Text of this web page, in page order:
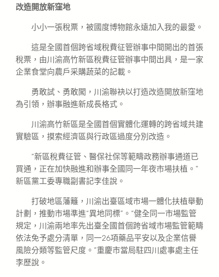
改造開放新窪地
小小一張稅票，被國度博物館永遠加入我的最愛。
這是全國首個跨省域稅費征管辦事中間開出的首張
稅票，由川渝高竹新區稅費征管辦事中間出具，是一家
企業食堂向農戶采購蔬菜的記載。
勇敢試、勇敢闖，川渝聯袂以打造改造開放新窪地
為引領，辦事融進新成長格式。
川渝高竹新區是全國首個實體化運轉的跨省域共建
實驗區，摸索經濟區與行政區過度分別改造。
“新區稅費征管、醫保社保等範疇政務辦事通道已
買通，正在加快融進和辦事全國同一年夜市場扶植。”
新區黨工委專職副書記李佳說。
打破地區藩籬，川渝出臺區域市場一體化扶植舉動
計劃，推動市場準進“異地同標”。“健全同一市場監管
規定，川渝兩地率先出臺全國首個跨省域市場監管範疇
依法免予處分清單，同一26項藥品平安以及企業信譽
風險分類等監管尺度。”重慶市當局駐四川處事處主任
李歷說。